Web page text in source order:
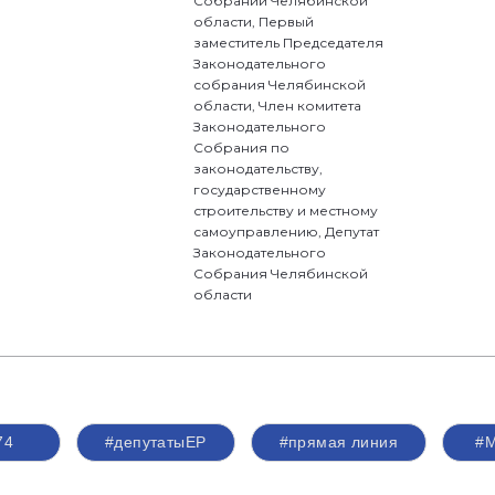
области, Первый
заместитель Председателя
Законодательного
собрания Челябинской
области, Член комитета
Законодательного
Собрания по
законодательству,
государственному
строительству и местному
самоуправлению, Депутат
Законодательного
Собрания Челябинской
области
#депутатыЕР #прямая линия